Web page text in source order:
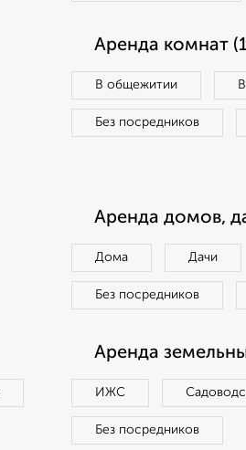
Аренда комнат
В общежитии
Без посредников
Аренда домов,
Дома Дачи
Без посредников
Аренда
ИЖС
Без посредников